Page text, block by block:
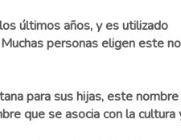
últimos años, y es utilizado
personas eligen este
para sus hijas, este
que se asocia con la